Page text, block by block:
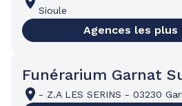
Sioule
Agences les plus
Funérarium Garnat
- Z.A LES SERINS - 03230